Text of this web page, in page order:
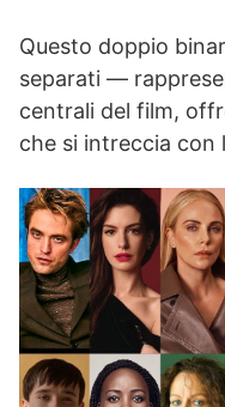
Questo doppio
separati —
centrali del film,
che si intreccia con